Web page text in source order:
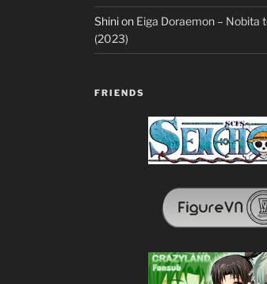
Shinion Eiga Doraemon – Nobita
(2023)
FRIENDS